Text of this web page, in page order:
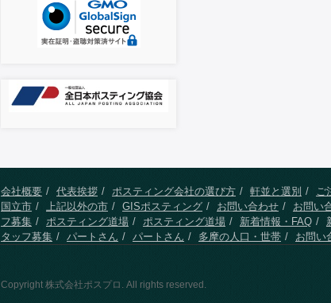
会社概要 代表挨拶 ポスティング会社の選び方 軒並と選別 ご
国立市
上記以外の市 GISポスティング お問い合わせ お問い
フ募集
ポスティング道場 ポスティング道場 新着情報・FAQ
タッフ募集
パートさん パートさん 多摩の人口・世帯 お問い
Copyright 株式会社ポスプロ. All rights reserved.